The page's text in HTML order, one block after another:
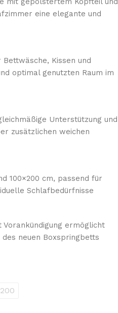
eine elegante und
Kissen und
optimal genutzten Raum im
Unterstützung und
zusätzlichen weichen
100×200 cm, passend für
Schlafbedürfnisse
ermöglicht
neuen Boxspringbetts